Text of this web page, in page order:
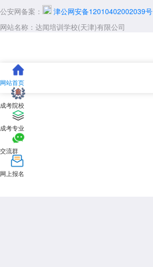
公安网备案：
津公网安备12010402002039号
网站名称：达闻培训学校(天津)有限公司
网站首页
成考院校
成考专业
交流群
网上报名